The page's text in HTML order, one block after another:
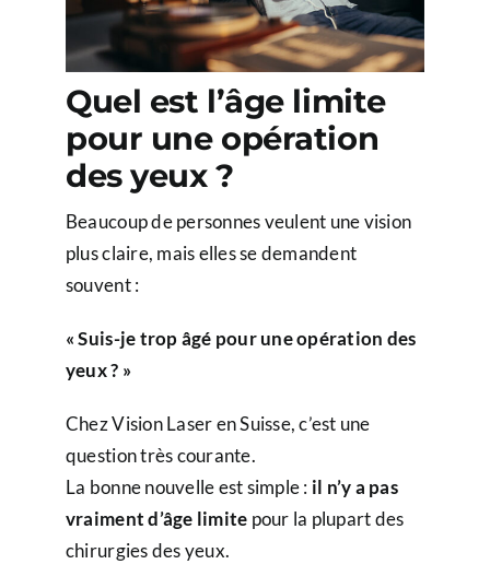
Quel est l’âge limite
pour une opération
des yeux ?
Beaucoup de personnes veulent une vision
plus claire, mais elles se demandent
souvent :
« Suis-je trop âgé pour une opération des
yeux ? »
Chez Vision Laser en Suisse, c’est une
question très courante.
La bonne nouvelle est simple : il n’y a pas
vraiment d’âge limite pour la plupart des
chirurgies des yeux.